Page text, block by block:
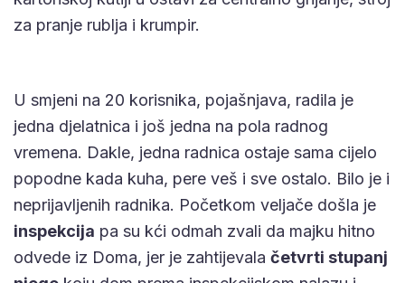
za pranje rublja i krumpir.
U smjeni na 20 korisnika, pojašnjava, radila je
jedna djelatnica i još jedna na pola radnog
vremena. Dakle, jedna radnica ostaje sama cijelo
popodne kada kuha, pere veš i sve ostalo. Bilo je i
neprijavljenih radnika. Početkom veljače došla je
inspekcija pa su kći odmah zvali da majku hitno
odvede iz Doma, jer je zahtijevala četvrti stupanj